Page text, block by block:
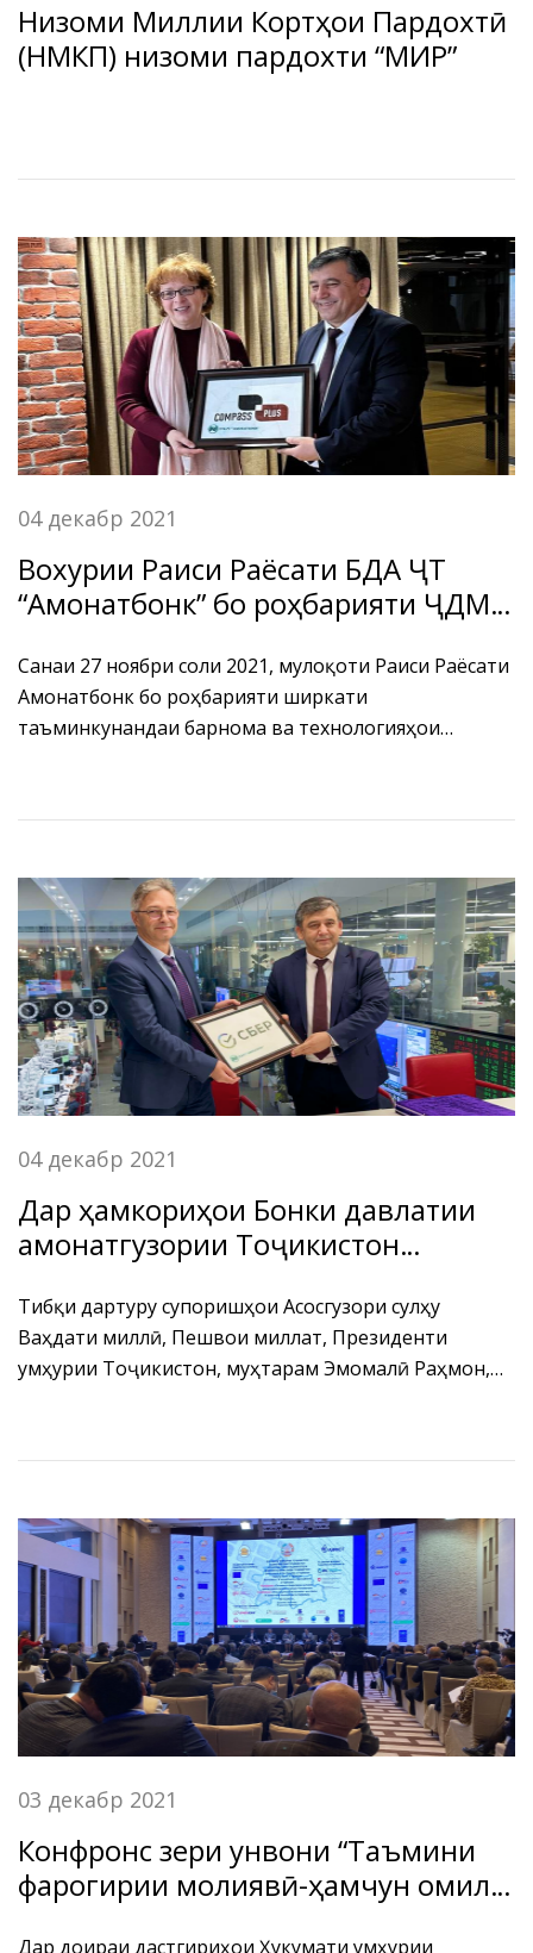
Низоми Миллии Кортҳои Пардохтӣ
(НМКП) низоми пардохти “МИР”
04 декабр 2021
Вохурии Раиси Раёсати БДА ҶТ
“Амонатбонк” бо роҳбарияти ҶДММ
Санаи 27 ноябри соли 2021, мулоқоти Раиси Раёсати
Амонатбонк бо роҳбарияти ширкати
таъминкунандаи барнома ва технологияҳои
барномаҳои ҳисоббаробаркуниҳои рақамӣ ва васеъ
бозоргирӣ баргузор гардид.
04 декабр 2021
Дар ҳамкориҳои Бонки давлатии
амонатгузории Тоҷикистон
Федератсияи Россия саҳифаи нав
боз гардид.
Тибқи дартуру супоришҳои Асосгузори сулҳу
Ваҳдати миллӣ, Пешвои миллат, Президенти
Ҷумҳурии Тоҷикистон, муҳтарам Эмомалӣ Раҳмон,
«Амонатбонк» таҳти роҳбарии Раиси Раёсати Бонк -
декабри соли 2021, ба шаҳри Москваи Федератсияи
Россия сафари корӣ доир намуданд.
03 декабр 2021
Конфронс зери унвони “Таъмини
фарогирии молиявӣ-ҳамчун омили
Дар доираи дастгириҳои Ҳукумати Ҷумҳурии